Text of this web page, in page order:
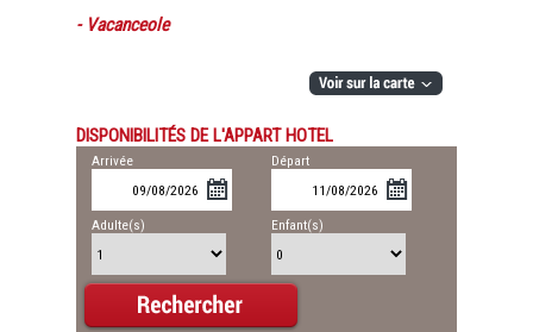
- Vacanceole
DISPONIBILITÉS DE L'APPART HOTEL
Arrivée Départ
Adulte(s) Enfant(s)